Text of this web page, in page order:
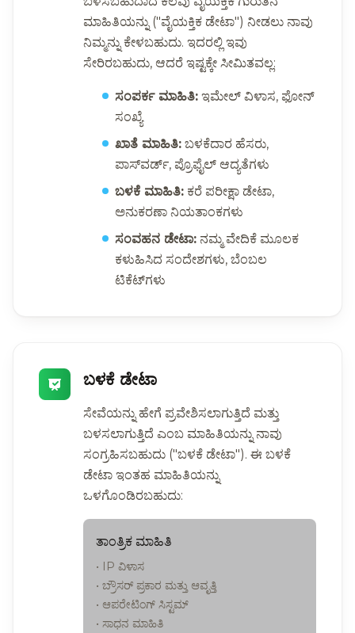
ಮಾಹಿತಿಯನ್ನು ("ವೈಯಕ್ತಿಕ ಡೇಟಾ") ನೀಡಲು ನಾವು
ನಿಮ್ಮನ್ನು ಕೇಳಬಹುದು. ಇದರಲ್ಲಿ ಇವು
ಸೇರಿರಬಹುದು, ಆದರೆ ಇಷ್ಟಕ್ಕೇ ಸೀಮಿತವಲ್ಲ:
ಸಂಪರ್ಕ ಮಾಹಿತಿ: ಇಮೇಲ್ ವಿಳಾಸ, ಫೋನ್
ಸಂಖ್ಯೆ
ಖಾತೆ ಮಾಹಿತಿ: ಬಳಕೆದಾರ ಹೆಸರು,
ಪಾಸ್‌ವರ್ಡ್, ಪ್ರೊಫೈಲ್ ಆದ್ಯತೆಗಳು
ಬಳಕೆ ಮಾಹಿತಿ: ಕರೆ ಪರೀಕ್ಷಾ ಡೇಟಾ,
ಅನುಕರಣಾ ನಿಯತಾಂಕಗಳು
ಸಂವಹನ ಡೇಟಾ: ನಮ್ಮ ವೇದಿಕೆ ಮೂಲಕ
ಕಳುಹಿಸಿದ ಸಂದೇಶಗಳು, ಬೆಂಬಲ
ಟಿಕೆಟ್‌ಗಳು
ಬಳಕೆ ಡೇಟಾ
ಸೇವೆಯನ್ನು ಹೇಗೆ ಪ್ರವೇಶಿಸಲಾಗುತ್ತಿದೆ ಮತ್ತು
ಬಳಸಲಾಗುತ್ತಿದೆ ಎಂಬ ಮಾಹಿತಿಯನ್ನು ನಾವು
ಸಂಗ್ರಹಿಸಬಹುದು ("ಬಳಕೆ ಡೇಟಾ"). ಈ ಬಳಕೆ
ಡೇಟಾ ಇಂತಹ ಮಾಹಿತಿಯನ್ನು
ಒಳಗೊಂಡಿರಬಹುದು:
ತಾಂತ್ರಿಕ ಮಾಹಿತಿ
• IP ವಿಳಾಸ
• ಬ್ರೌಸರ್ ಪ್ರಕಾರ ಮತ್ತು ಆವೃತ್ತಿ
• ಆಪರೇಟಿಂಗ್ ಸಿಸ್ಟಮ್
• ಸಾಧನ ಮಾಹಿತಿ